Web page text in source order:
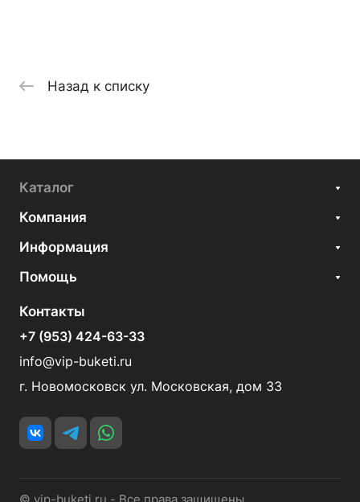
Назад к списку
Каталог
Компания
Информация
Помощь
Контакты
+7 (953) 424-63-33
info@vip-buketi.ru
г. Новомосковск ул. Московская, дом 33